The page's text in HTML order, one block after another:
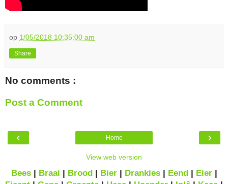
op 1/05/2018 10:35:00 am
Share
No comments :
Post a Comment
‹ ›
Home
View web version
Bees| Braai | Brood| Bier| Drankies| Eend| Eier|